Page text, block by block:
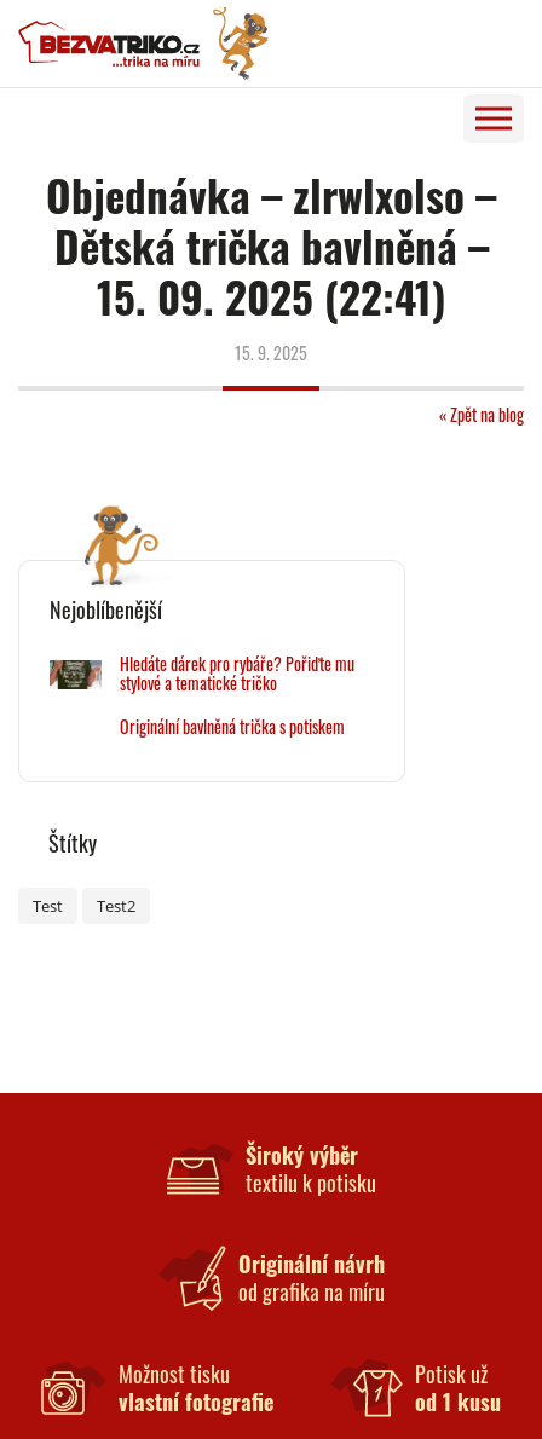
Objednávka – zlrwlxolso –
Dětská trička bavlněná –
15. 09. 2025 (22:41)
15. 9. 2025
« Zpět na blog
Nejoblíbenější
Hledáte dárek pro rybáře? Pořiďte mu
stylové a tematické tričko
Originální bavlněná trička s potiskem
Štítky
Test Test2
Široký výběr
textilu k potisku
Originální návrh
od grafika na míru
Možnost tisku
vlastní fotografie
Potisk už
od 1 kusu